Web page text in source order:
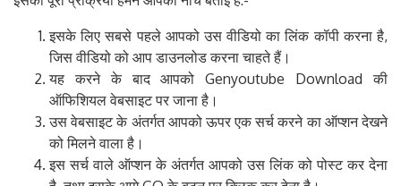
इसके लिए सबसे पहले आपको उस वीडियो का लिंक कॉपी करना है,
जिस वीडियो को आप डाउनलोड करना चाहते हैं।
यह करने के बाद आपको Genyoutube Download की
ऑफिशियल वेबसाइट पर जाना है।
उस वेबसाइट के अंतर्गत आपको ऊपर एक सर्च करने का ऑप्शन देखने
को मिलने वाला है।
इस सर्च वाले ऑप्शन के अंतर्गत आपको उस लिंक को पोस्ट कर देना
है, तथा इसके आगे GO के बटन पर क्लिक कर देना है।